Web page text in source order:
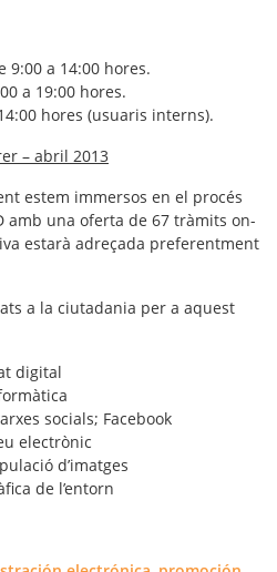
a 14:00 hores.
a 19:00 hores.
hores (usuaris interns).
– abril 2013
estem immersos en el procés
amb una oferta de 67 tràmits on-
estarà adreçada preferentment
a la ciutadania per a aquest
digital
socials; Facebook
electrònic
d’imatges
de l’entorn